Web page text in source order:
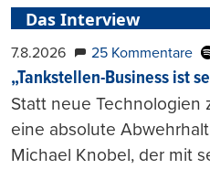
Das Interview
7.8.2026 25 Kommentare
„Tankstellen-Business ist
Statt neue Technologien
eine absolute
Michael Knobel, der mit